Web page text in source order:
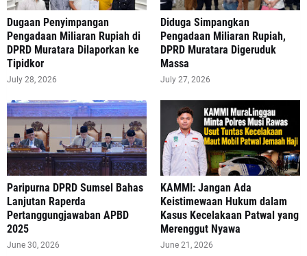
‎Dugaan Penyimpangan
Pengadaan Miliaran Rupiah di
DPRD Muratara Dilaporkan ke
Tipidkor
July 28, 2026
Diduga Simpangkan
Pengadaan Miliaran Rupiah,
DPRD Muratara Digeruduk
Massa
July 27, 2026
Paripurna DPRD Sumsel Bahas
Lanjutan Raperda
Pertanggungjawaban APBD
2025
June 30, 2026
‎KAMMI: Jangan Ada
Keistimewaan Hukum dalam
Kasus Kecelakaan Patwal yang
Merenggut Nyawa
June 21, 2026